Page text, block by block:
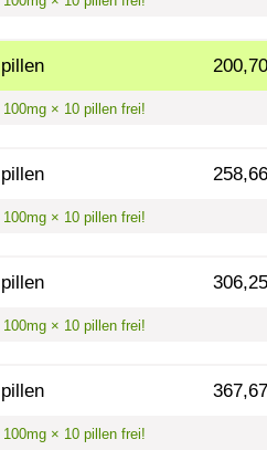
× 10 pillen frei!
× 10 pillen frei!
× 10 pillen frei!
× 10 pillen frei!